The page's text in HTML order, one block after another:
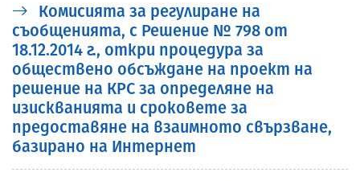
Комисията за регулиране на
съобщенията, с Решение № 798 от
18.12.2014 г., откри процедура за
обществено обсъждане на проект на
решение на КРС за определяне на
изискванията и сроковете за
предоставяне на взаимното свързване,
базирано на Интернет